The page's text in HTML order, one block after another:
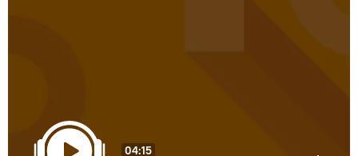
04:15